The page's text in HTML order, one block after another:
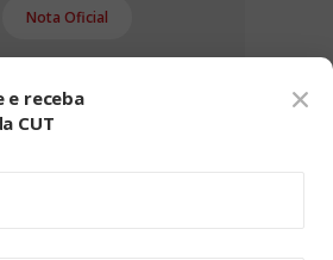
Nota Oficial
e receba
CUT